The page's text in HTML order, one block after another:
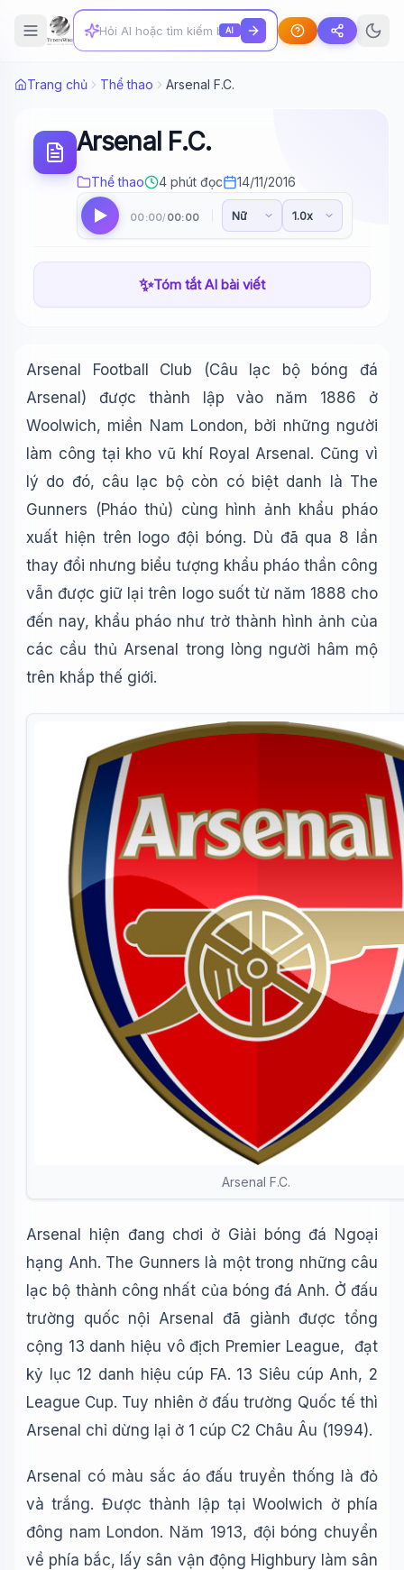
AI
Trang chủ Thể thao Arsenal F.C.
Arsenal F.C.
Thể thao 4 phút đọc 14/11/2016
00:00/ 00:00
✨Tóm tắt AI bài viết
Arsenal Football Club (Câu lạc bộ bóng đá
Arsenal) được thành lập vào năm 1886 ở
Woolwich, miền Nam London, bởi những người
làm công tại kho vũ khí Royal Arsenal. Cũng vì
lý do đó, câu lạc bộ còn có biệt danh là The
Gunners (Pháo thủ) cùng hình ảnh khẩu pháo
xuất hiện trên logo đội bóng. Dù đã qua 8 lần
thay đổi nhưng biểu tượng khẩu pháo thần công
vẫn được giữ lại trên logo suốt từ năm 1888 cho
đến nay, khẩu pháo như trở thành hình ảnh của
các cầu thủ Arsenal trong lòng người hâm mộ
trên khắp thế giới.
Arsenal F.C.
Arsenal hiện đang chơi ở Giải bóng đá Ngoại
hạng Anh. The Gunners là một trong những câu
lạc bộ thành công nhất của bóng đá Anh. Ở đấu
trường quốc nội Arsenal đã giành được tổng
cộng 13 danh hiệu vô địch Premier League, đạt
kỷ lục 12 danh hiệu cúp FA. 13 Siêu cúp Anh, 2
League Cup. Tuy nhiên ở đấu trường Quốc tế thì
Arsenal chỉ dừng lại ở 1 cúp C2 Châu Âu (1994).
Arsenal có màu sắc áo đấu truyền thống là đỏ
và trắng. Được thành lập tại Woolwich ở phía
đông nam London. Năm 1913, đội bóng chuyển
về phía bắc, lấy sân vận động Highbury làm sân